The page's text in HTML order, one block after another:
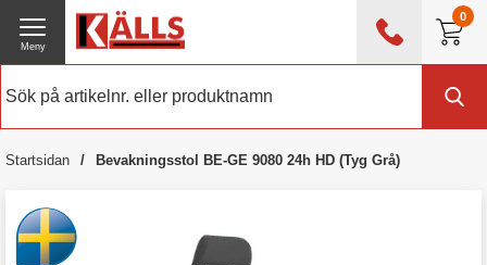
0
0476 - 214 80
Meny
Startsidan Bevakningsstol BE-GE 9080 24h HD (Tyg Grå)